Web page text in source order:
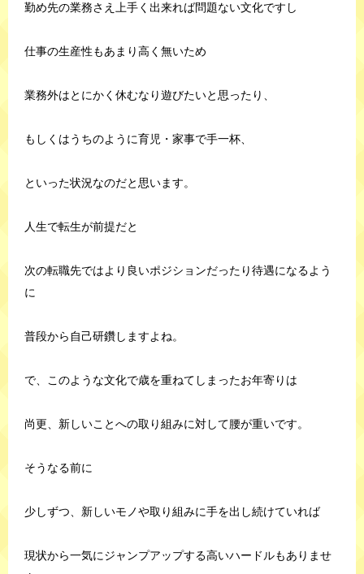
勤め先の業務さえ上手く出来れば問題ない文化ですし
仕事の生産性もあまり高く無いため
業務外はとにかく休むなり遊びたいと思ったり、
もしくはうちのように育児・家事で手一杯、
といった状況なのだと思います。
人生で転生が前提だと
次の転職先ではより良いポジションだったり待遇になるよう
に
普段から自己研鑽しますよね。
で、このような文化で歳を重ねてしまったお年寄りは
尚更、新しいことへの取り組みに対して腰が重いです。
そうなる前に
少しずつ、新しいモノや取り組みに手を出し続けていれば
現状から一気にジャンプアップする高いハードルもありませ